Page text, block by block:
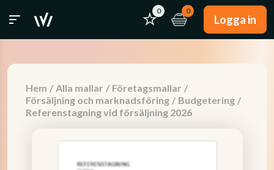
0 0
Logga in
Hem / Alla mallar / Företagsmallar /
Försäljning och marknadsföring / Budgetering /
Referenstagning vid försäljning 2026